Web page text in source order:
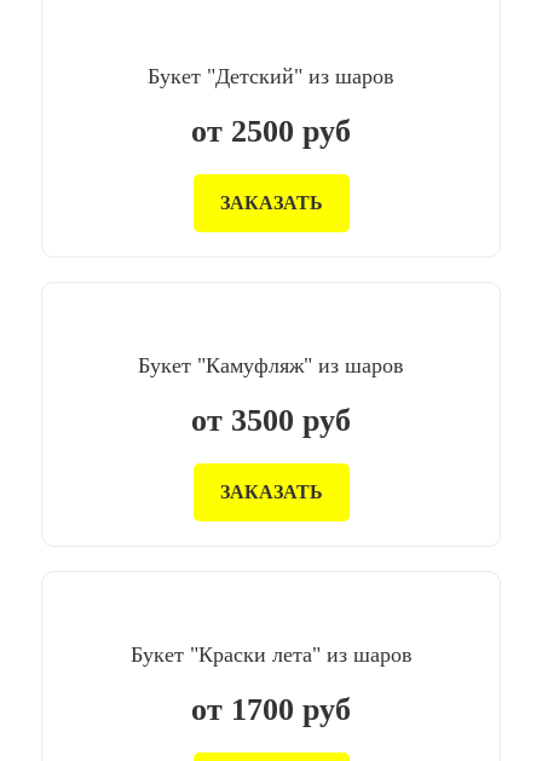
Букет "Детский" из шаров
от 2500 руб
ЗАКАЗАТЬ
Букет "Камуфляж" из шаров
от 3500 руб
ЗАКАЗАТЬ
Букет "Краски лета" из шаров
от 1700 руб